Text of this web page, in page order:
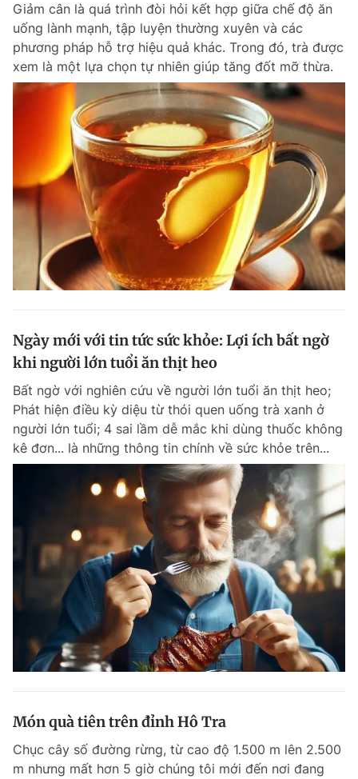
Giấy phép xuất bản số 110/GP - BTTTT cấp ngày 24.3.2020
© 2003-2026 Bản quyền thuộc về Báo Thanh Niên. Cấm sao chép
dưới mọi hình thức nếu không có sự chấp thuận bằng văn bản.
Phát triển bởi ePi Technologies, JSC.
Giảm cân là quá trình đòi hỏi kết hợp giữa chế độ ăn
uống lành mạnh, tập luyện thường xuyên và các
phương pháp hỗ trợ hiệu quả khác. Trong đó, trà được
xem là một lựa chọn tự nhiên giúp tăng đốt mỡ thừa.
Ngày mới với tin tức sức khỏe: Lợi ích bất ngờ
khi người lớn tuổi ăn thịt heo
Bất ngờ với nghiên cứu về người lớn tuổi ăn thịt heo;
Phát hiện điều kỳ diệu từ thói quen uống trà xanh ở
người lớn tuổi; 4 sai lầm dễ mắc khi dùng thuốc không
kê đơn... là những thông tin chính về sức khỏe trên...
Món quà tiên trên đỉnh Hô Tra
Chục cây số đường rừng, từ cao độ 1.500 m lên 2.500
m nhưng mất hơn 5 giờ chúng tôi mới đến nơi đang